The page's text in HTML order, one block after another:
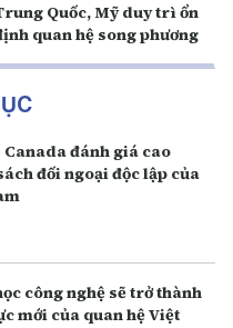
Quốc, Mỹ duy trì ổn
quan hệ song phương
Canada đánh giá cao
đối ngoại độc lập của
công nghệ sẽ trở thành
mới của quan hệ Việt